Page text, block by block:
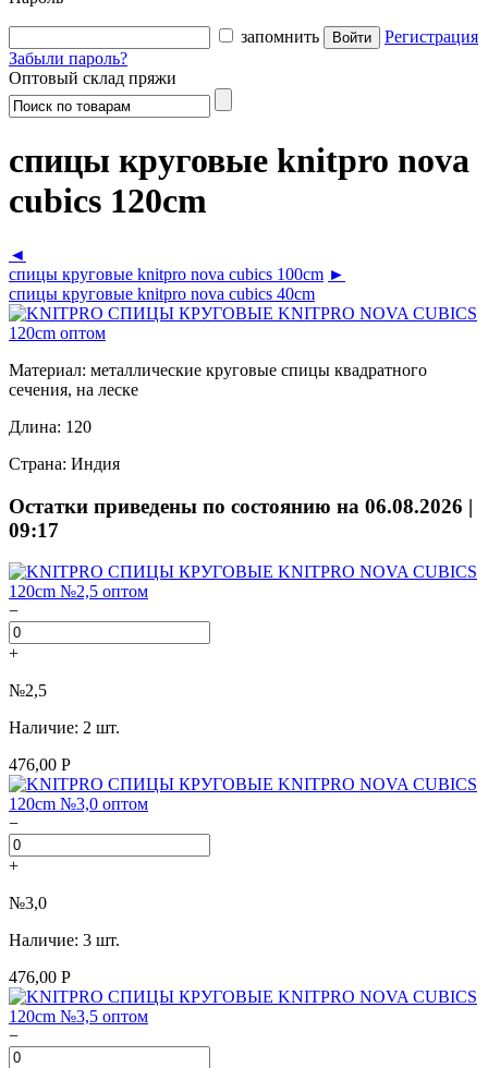
запомнить
Регистрация
Забыли пароль?
Оптовый склад пряжи
спицы круговые knitpro nova
cubics 120cm
◄
спицы круговые knitpro nova cubics 100cm ►
спицы круговые knitpro nova cubics 40cm
Материал: металлические круговые спицы квадратного
сечения, на леске
Длина: 120
Страна: Индия
Остатки приведены по состоянию на 06.08.2026 |
09:17
−
+
№2,5
Наличие: 2 шт.
476,00 Р
−
+
№3,0
Наличие: 3 шт.
476,00 Р
−